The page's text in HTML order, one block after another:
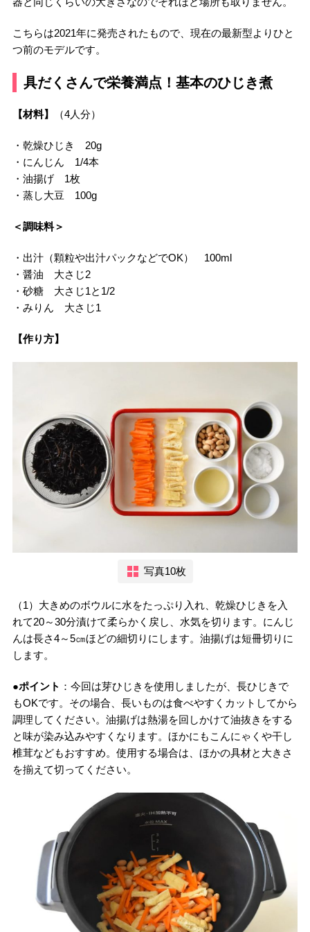
こちらは2021年に発売されたもので、現在の最新型よりひと
つ前のモデルです。
具だくさんで栄養満点！基本のひじき煮
【材料】 （4人分）
・乾燥ひじき 20g
・にんじん 1/4本
・油揚げ 1枚
・蒸し大豆 100g
＜調味料＞
・出汁（顆粒や出汁パックなどでOK） 100ml
・醤油 大さじ2
・砂糖 大さじ1と1/2
・みりん 大さじ1
【作り方】
写真10枚
（1）大きめのボウルに水をたっぷり入れ、乾燥ひじきを入
れて20～30分漬けて柔らかく戻し、水気を切ります。にんじ
んは長さ4～5㎝ほどの細切りにします。油揚げは短冊切りに
します。
●ポイント ：今回は芽ひじきを使用しましたが、長ひじきで
もOKです。その場合、長いものは食べやすくカットしてから
調理してください。油揚げは熱湯を回しかけて油抜きをする
と味が染み込みやすくなります。ほかにもこんにゃくや干し
椎茸などもおすすめ。使用する場合は、ほかの具材と大きさ
を揃えて切ってください。